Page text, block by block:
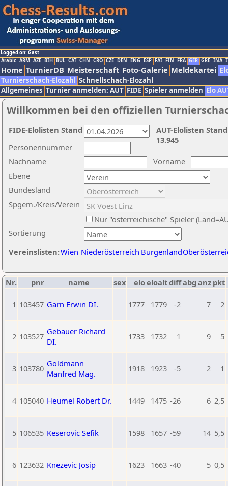
Logged on: Gast
Arabic ARM AZE BIH BUL CAT CHN CRO CZE DEN ENG ESP FAI FIN FRA GER GRE INA
Home TurnierDB Meisterschaft Foto-Galerie Meldekartei
Turnierschach-Elozahl Schnellschach-Elozahl
Allgemeines Turnier anmelden: AUT FIDE Spieler anmelden Elo
Willkommen bei den offiziellen
Nachname
Vorname
Ebene
Sortierung
Personennummer
Bundesland
Spgem./Kreis/Verein
Nur "österreichische" Spieler
Vereinslisten:Wien Niederösterreich Burgenland
AUT-Elolisten
13.945
FIDE-Elolisten Stand
Nr. pnr name sex eloeloaltdiffabg anz pkt
1 103457 Garn Erwin DI. 1777 1779 -2 7 2
2 103527 Gebauer Richard
DI.
1733 1732 1 9 5
3 103780 Goldmann
Manfred Mag.
1918 1923 -5 2 1
4 105040 Heumel Robert Dr. 1449 1475 -26 6 2,5
5 106535 Keserovic Sefik 1598 1657 -59 14 5,5
6 123632 Knezevic Josip 1623 1663 -40 5 0,5